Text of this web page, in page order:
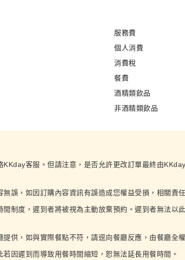
服務費
個人消費
消費稅
餐費
酒精類飲品
非酒精類飲品
KKday客服。但請注意，是否允許更改訂單最終由
無誤，如因訂購內容資訊有誤造成您權益受損，相關責
間制度，遲到者將被視為主動放棄預約。遲到者無法以
供，如與實際餐點不符，請逕向餐廳反應，由餐廳全
若因遲到而導致用餐時間縮短，恕無法延長用餐時間。